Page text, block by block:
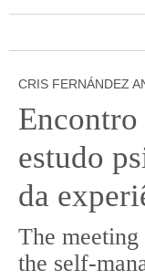
CRIS FERNÁNDEZ
estudo
da
The
the self-